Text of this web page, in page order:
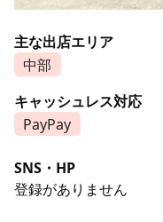
主な出店エリア
中部
キャッシュレス対応
PayPay
SNS・HP
登録がありません